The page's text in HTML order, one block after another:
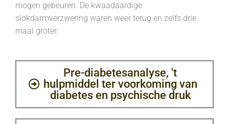
mogen gebeuren. De kwaadaardige
slokdarmverzwering waren weer terug en zelfs drie
maal groter.
Pre-diabetesanalyse, 't
hulpmiddel ter voorkoming van
diabetes en psychische druk